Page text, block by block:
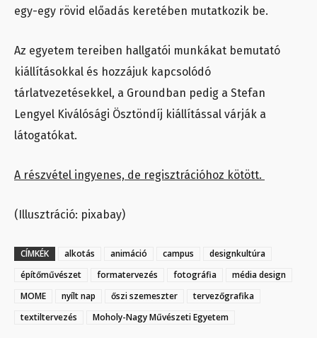
egy-egy rövid előadás keretében mutatkozik be.
Az egyetem tereiben hallgatói munkákat bemutató
kiállításokkal és hozzájuk kapcsolódó
tárlatvezetésekkel, a Groundban pedig a Stefan
Lengyel Kiválósági Ösztöndíj kiállítással várják a
látogatókat.
A részvétel ingyenes, de regisztrációhoz kötött.
(Illusztráció: pixabay)
CÍMKÉK alkotás animáció campus
designkultúra
építőművészet
formatervezés fotográfia
média design
MOME
nyílt nap őszi szemeszter
tervezőgrafika
textiltervezés
Moholy-Nagy Művészeti Egyetem